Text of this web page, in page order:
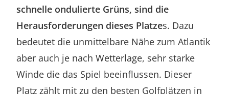
schnelle ondulierte Grüns, sind die
Herausforderungen dieses Platzes. Dazu
bedeutet die unmittelbare Nähe zum Atlantik
aber auch je nach Wetterlage, sehr starke
Winde die das Spiel beeinflussen. Dieser
Platz zählt mit zu den besten Golfplätzen in